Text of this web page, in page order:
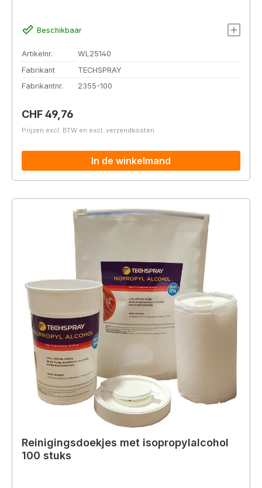
Beschikbaar
Artikelnr.
WL25140
Fabrikant
TECHSPRAY
Fabrikantnr.
2355-100
Normale prijs:
CHF 49,76
Prijzen excl. BTW en excl. verzendkosten
In de winkelmand
Reinigingsdoekjes met isopropylalcohol
100 stuks